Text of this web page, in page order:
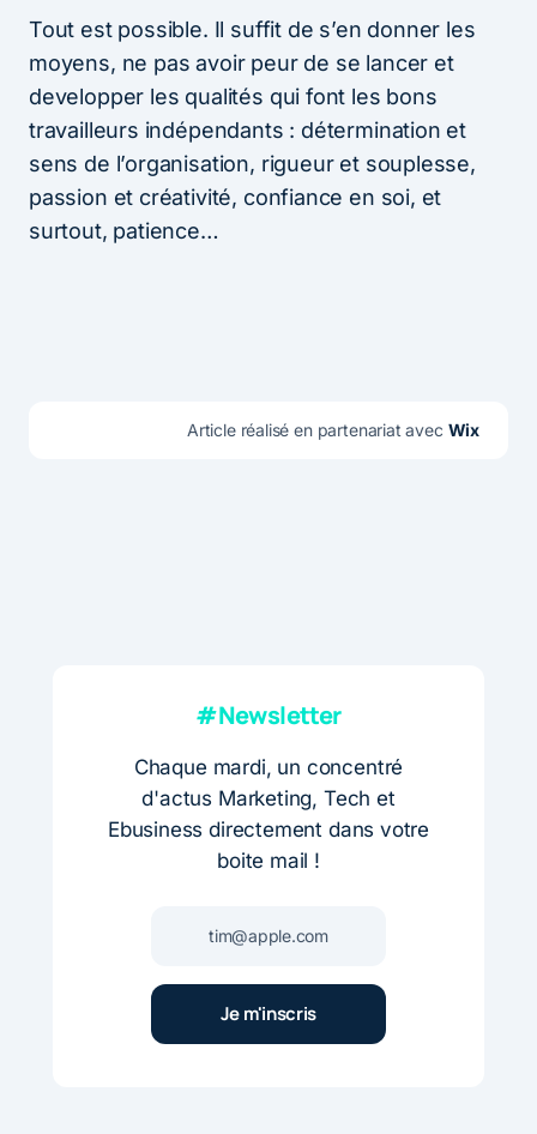
Tout est possible. Il suffit de s’en donner les
moyens, ne pas avoir peur de se lancer et
developper les qualités qui font les bons
travailleurs indépendants : détermination et
sens de l’organisation, rigueur et souplesse,
passion et créativité, confiance en soi, et
surtout, patience…
Article réalisé en partenariat avec Wix
#Newsletter
Chaque mardi, un concentré
d'actus Marketing, Tech et
Ebusiness directement dans votre
boite mail !